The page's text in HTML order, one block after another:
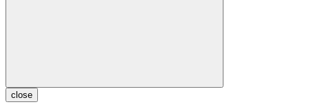
close